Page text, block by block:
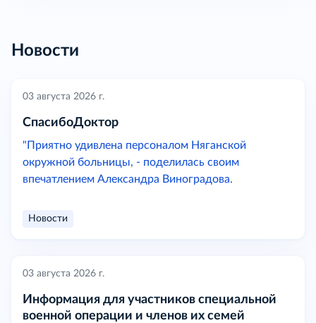
Новости
03 августа 2026 г.
СпасибоДоктор
"Приятно удивлена персоналом Няганской
окружной больницы, - поделилась своим
впечатлением Александра Виноградова.
Новости
03 августа 2026 г.
Информация для участников специальной
военной операции и членов их семей